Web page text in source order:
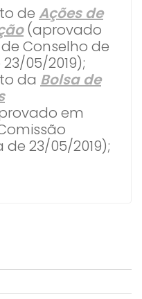
de Ações de
(aprovado
Conselho de
05/2019);
da Bolsa de
em
23/05/2019);